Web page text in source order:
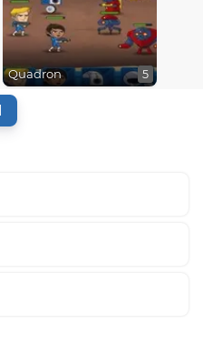
Quadron 5